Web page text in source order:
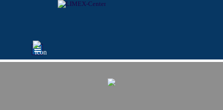
Direkt zum Seiteninhalt
Menü überspringen